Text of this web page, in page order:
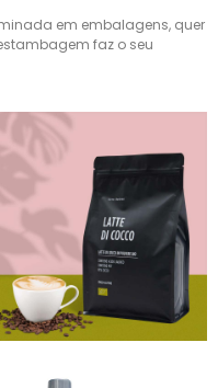
em embalagens, quer
faz o seu